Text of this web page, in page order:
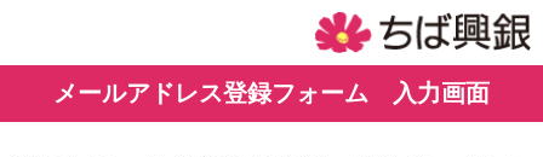
メールアドレス登録フォーム 入力画面